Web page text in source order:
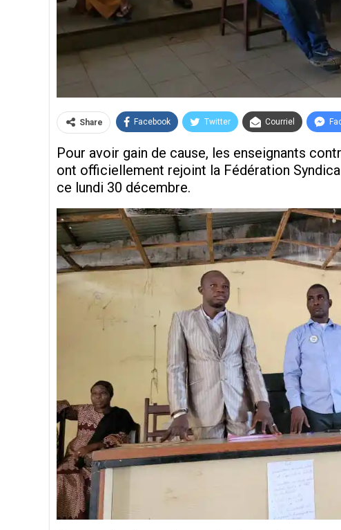
Share Facebook Twitter Courriel
Pour avoir gain de cause, les enseignants
ont officiellement rejoint la Fédération
ce lundi 30 décembre.